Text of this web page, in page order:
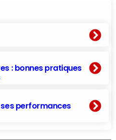
: bonnes pratiques
performances